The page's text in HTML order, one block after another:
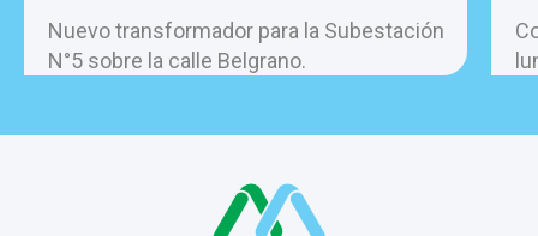
Nuevo transformador para la Subestación
N°5 sobre la calle Belgrano.